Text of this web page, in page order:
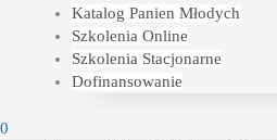
Katalog Panien Młodych
Szkolenia Online
Szkolenia Stacjonarne
Dofinansowanie
0